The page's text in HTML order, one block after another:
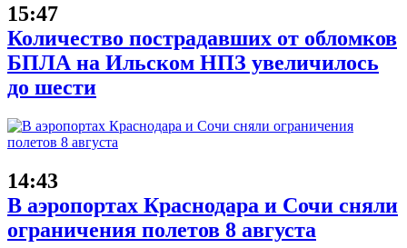
15:47
Количество пострадавших от обломков
БПЛА на Ильском НПЗ увеличилось
до шести
14:43
В аэропортах Краснодара и Сочи сняли
ограничения полетов 8 августа